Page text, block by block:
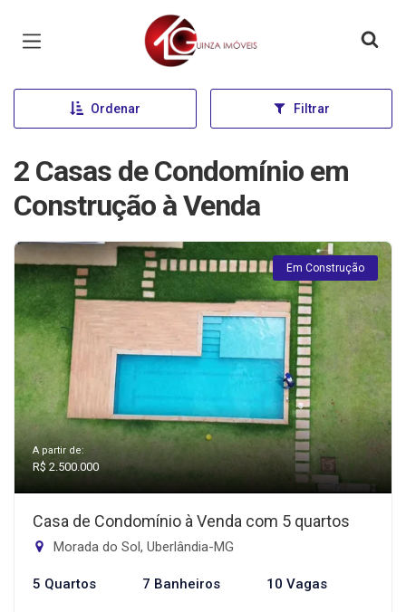
Página inicial
Ordenar Filtrar
2 Casas de Condomínio em
Construção à Venda
Em Construção
A partir de:
R$ 2.500.000
Casa de Condomínio à Venda com 5 quartos
Morada do Sol, Uberlândia-MG
5 Quartos 7 Banheiros 10 Vagas